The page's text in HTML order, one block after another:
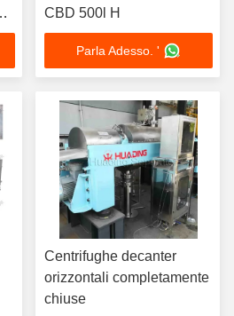
CBD 500l H
Parla Adesso. '
Centrifughe decanter
orizzontali completamente
chiuse